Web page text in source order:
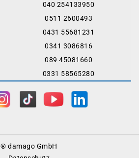
040 254133950
0511 2600493
0431 55681231
0341 3086816
089 45081660
0331 58565280
® damago GmbH